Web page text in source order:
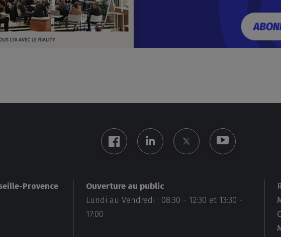
Provence
Ouverture au public
Lundi au Vendredi : 08:30 - 12:30 et 13:30 -
17:00